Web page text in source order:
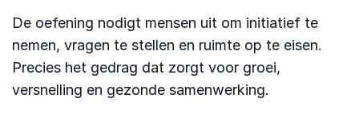
De oefening nodigt mensen uit om initiatief te
nemen, vragen te stellen en ruimte op te eisen.
Precies het gedrag dat zorgt voor groei,
versnelling en gezonde samenwerking.